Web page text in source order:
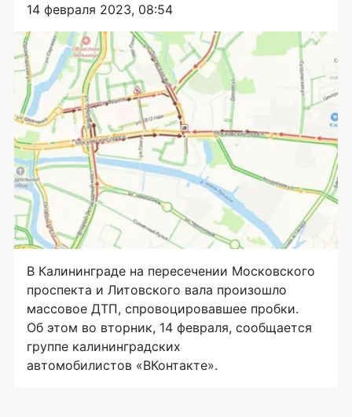
14 февраля 2023, 08:54
В Калининграде на пересечении Московского
проспекта и Литовского вала произошло
массовое ДТП, спровоцировавшее пробки.
Об этом во вторник, 14 февраля, сообщается
группе калининградских
автомобилистов «ВКонтакте».